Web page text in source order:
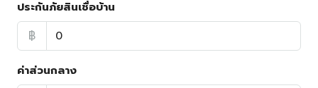
ประกันภัยสินเชื่อบ้าน
฿
ค่าส่วนกลาง